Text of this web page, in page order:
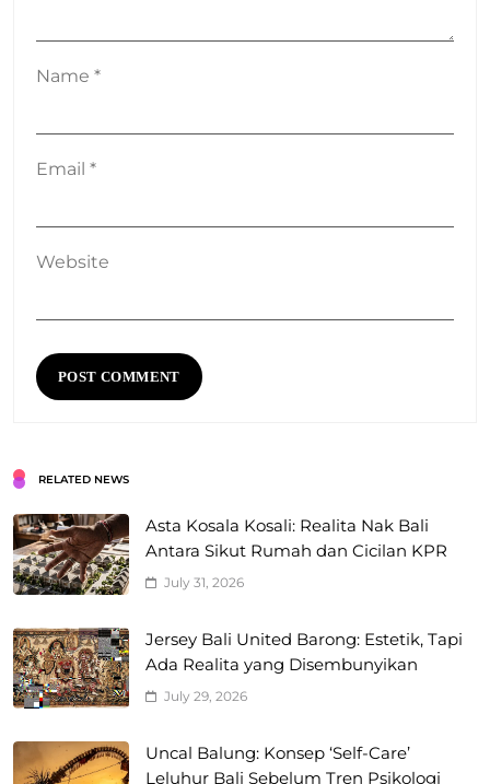
Name *
Email *
Website
RELATED NEWS
Asta Kosala Kosali: Realita Nak Bali
Antara Sikut Rumah dan Cicilan KPR
July 31, 2026
Jersey Bali United Barong: Estetik, Tapi
Ada Realita yang Disembunyikan
July 29, 2026
Uncal Balung: Konsep ‘Self-Care’
Leluhur Bali Sebelum Tren Psikologi